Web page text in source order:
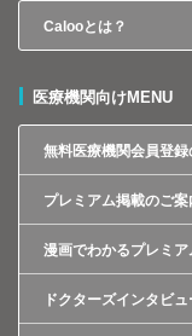
Calooとは？
医療機関向けMENU
無料医療機関会員登録
プレミアム掲載のご案
漫画でわかるプレミア
ドクターズインタビ